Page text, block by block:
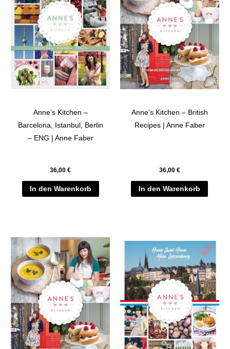
Anne’s Kitchen –
Barcelona, Istanbul, Berlin
– ENG | Anne Faber
36,00€
In den Warenkorb
Anne’s Kitchen – British
Recipes | Anne Faber
36,00 €
In den Warenkorb